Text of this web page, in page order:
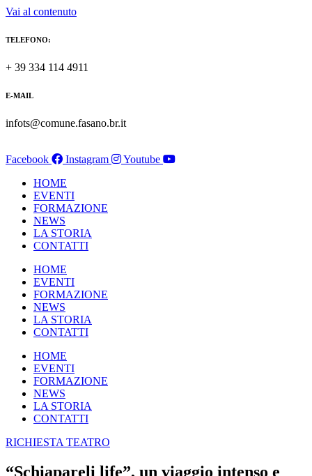
Vai al contenuto
TELEFONO:
+ 39 334 114 4911
E-MAIL
infots@comune.fasano.br.it
Facebook Instagram
Youtube
HOME
EVENTI
FORMAZIONE
NEWS
LA STORIA
CONTATTI
HOME
EVENTI
FORMAZIONE
NEWS
LA STORIA
CONTATTI
HOME
EVENTI
FORMAZIONE
NEWS
LA STORIA
CONTATTI
RICHIESTA TEATRO
“Schiapareli life”, un viaggio intenso e